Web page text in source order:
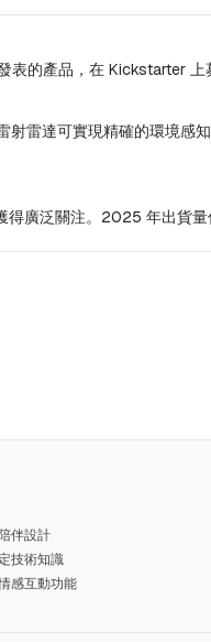
的產品，在 Kickstarter 上
雷達可實現精確的環境感
廣泛關注。2025 年出貨量
伴設計
技術知識
感互動功能